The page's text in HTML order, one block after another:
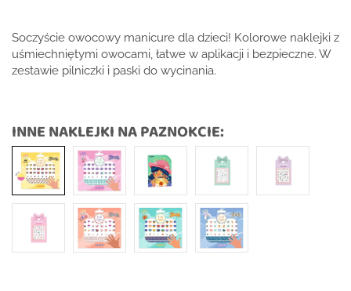
Soczyście owocowy manicure dla dzieci! Kolorowe naklejki z
uśmiechniętymi owocami, łatwe w aplikacji i bezpieczne. W
zestawie pilniczki i paski do wycinania.
INNE NAKLEJKI NA PAZNOKCIE: